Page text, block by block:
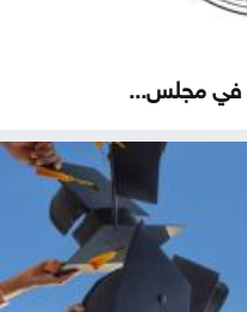
في مجلس...